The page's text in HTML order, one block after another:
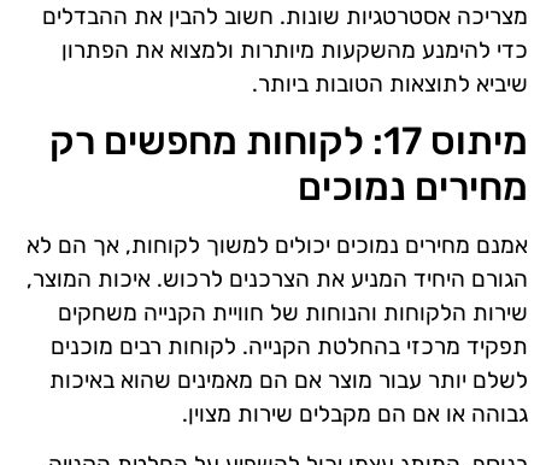
מצריכה אסטרטגיות שונות. חשוב להבין את ההבדלים
כדי להימנע מהשקעות מיותרות ולמצוא את הפתרון
שיביא לתוצאות הטובות ביותר.
מיתוס 17: לקוחות מחפשים רק
מחירים נמוכים
אמנם מחירים נמוכים יכולים למשוך לקוחות, אך הם לא
הגורם היחיד המניע את הצרכנים לרכוש. איכות המוצר,
שירות הלקוחות והנוחות של חוויית הקנייה משחקים
תפקיד מרכזי בהחלטת הקנייה. לקוחות רבים מוכנים
לשלם יותר עבור מוצר אם הם מאמינים שהוא באיכות
גבוהה או אם הם מקבלים שירות מצוין.